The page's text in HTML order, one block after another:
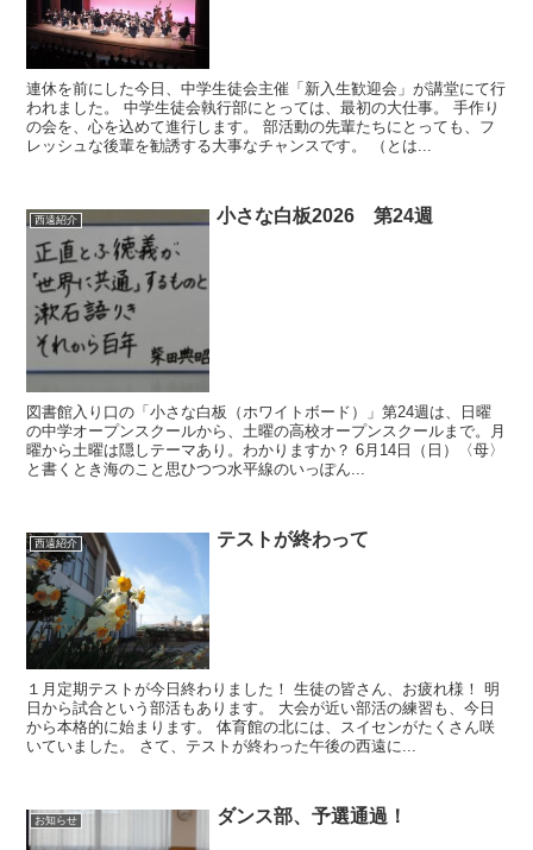
連休を前にした今日、中学生徒会主催「新入生歓迎会」が講堂にて行
われました。 中学生徒会執行部にとっては、最初の大仕事。 手作り
の会を、心を込めて進行します。 部活動の先輩たちにとっても、フ
レッシュな後輩を勧誘する大事なチャンスです。 （とは...
西遠紹介 小さな白板2026 第24週
図書館入り口の「小さな白板（ホワイトボード）」第24週は、日曜
の中学オープンスクールから、土曜の高校オープンスクールまで。月
曜から土曜は隠しテーマあり。わかりますか？ 6月14日（日）〈母〉
と書くとき海のこと思ひつつ水平線のいっぽん...
西遠紹介 テストが終わって
１月定期テストが今日終わりました！ 生徒の皆さん、お疲れ様！ 明
日から試合という部活もあります。 大会が近い部活の練習も、今日
から本格的に始まります。 体育館の北には、スイセンがたくさん咲
いていました。 さて、テストが終わった午後の西遠に...
お知らせ ダンス部、予選通過！